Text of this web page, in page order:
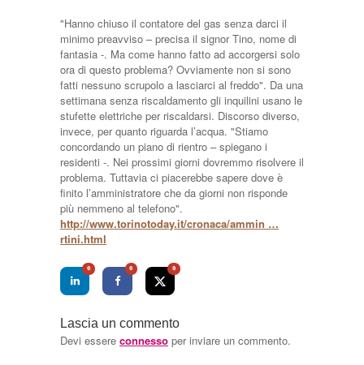
"Hanno chiuso il contatore del gas senza darci il
minimo preavviso – precisa il signor Tino, nome di
fantasia -. Ma come hanno fatto ad accorgersi solo
ora di questo problema? Ovviamente non si sono
fatti nessuno scrupolo a lasciarci al freddo". Da una
settimana senza riscaldamento gli inquilini usano le
stufette elettriche per riscaldarsi. Discorso diverso,
invece, per quanto riguarda l’acqua. "Stiamo
concordando un piano di rientro – spiegano i
residenti -. Nei prossimi giorni dovremmo risolvere il
problema. Tuttavia ci piacerebbe sapere dove è
finito l’amministratore che da giorni non risponde
più nemmeno al telefono".
http://www.torinotoday.it/cronaca/ammin …
rtini.html
0 0 0
Lascia un commento
Devi essere connesso per inviare un commento.